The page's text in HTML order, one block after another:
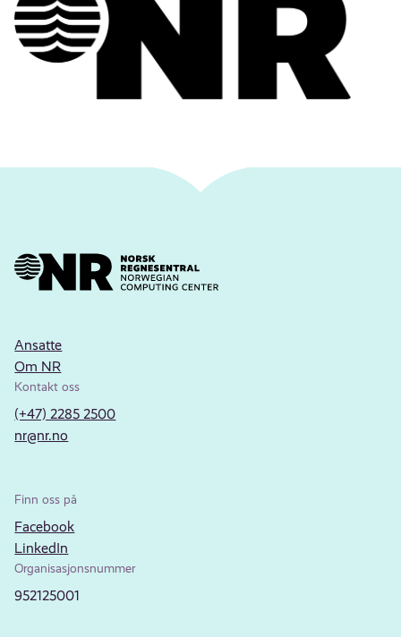
Ansatte
Om NR
Kontakt oss
(+47) 2285 2500
nr@nr.no
Finn oss på
Facebook
LinkedIn
Organisasjonsnummer
952125001